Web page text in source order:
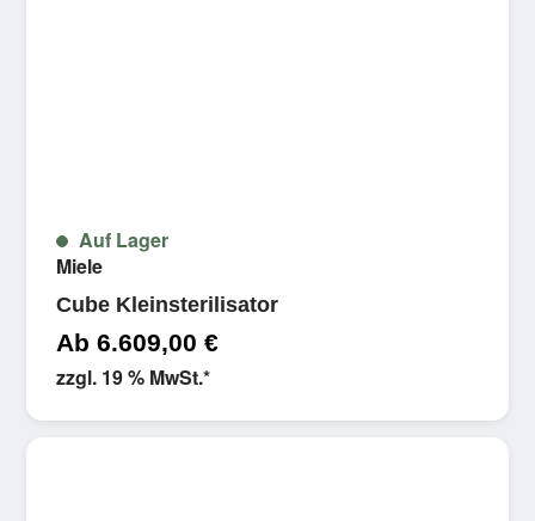
Auf Lager
Miele
Cube Kleinsterilisator
Ab 6.609,00 €
zzgl. 19 % MwSt.*